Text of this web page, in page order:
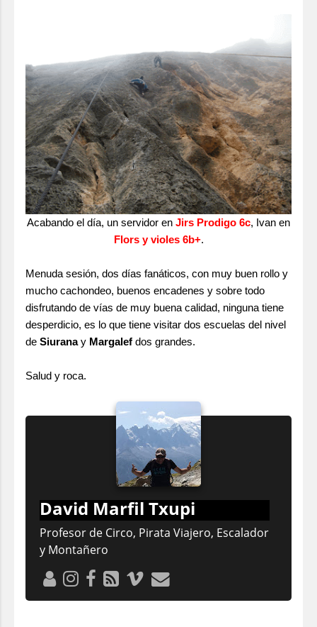
Acabando el día, un servidor en Jirs Prodigo 6c, Ivan en
Flors y violes 6b+.
Menuda sesión, dos días fanáticos, con muy buen rollo y
mucho cachondeo, buenos encadenes y sobre todo
disfrutando de vías de muy buena calidad, ninguna tiene
desperdicio, es lo que tiene visitar dos escuelas del nivel
de Siuranay Margalef dos grandes.
Salud y roca.
David Marfil Txupi
Profesor de Circo, Pirata Viajero, Escalador
y Montañero